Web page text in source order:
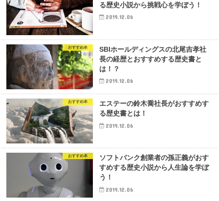
る歴史小説から挑戦心を学ぼう！
2019.12.06
おすすめ本
SBIホールディングスの北尾吉孝社
長の経歴とおすすめする歴史書と
は！？
2019.12.06
おすすめ本
エステーの鈴木喬社長がおすすめす
る歴史書とは！
2019.12.06
おすすめ本
ソフトバンク創業者の孫正義がおす
すめする歴史小説から人生論を学ぼ
う！
2019.12.06